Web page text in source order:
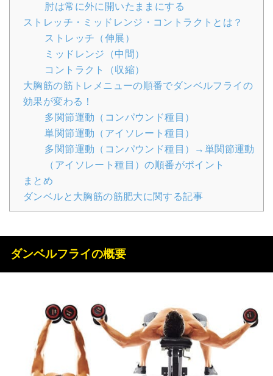
肘は常に外に開いたままにする
ストレッチ・ミッドレンジ・コントラクトとは？
ストレッチ（伸展）
ミッドレンジ（中間）
コントラクト（収縮）
大胸筋の筋トレメニューの順番でダンベルフライの
効果が変わる！
多関節運動（コンパウンド種目）
単関節運動（アイソレート種目）
多関節運動（コンパウンド種目）→単関節運動
（アイソレート種目）の順番がポイント
まとめ
ダンベルと大胸筋の筋肥大に関する記事
ダンベルフライの概要